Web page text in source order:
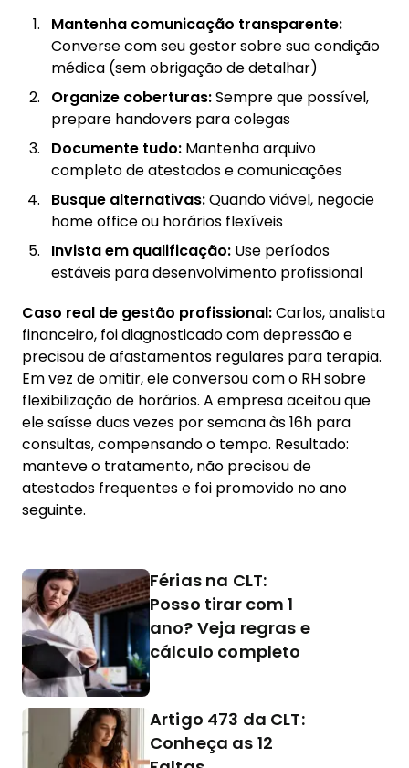
Mantenha comunicação transparente:
Converse com seu gestor sobre sua condição
médica (sem obrigação de detalhar)
Organize coberturas:Sempre que possível,
prepare handovers para colegas
Documente tudo: Mantenha arquivo
completo de atestados e comunicações
Busque alternativas:Quando viável, negocie
home office ou horários flexíveis
Invista em qualificação: Use períodos
estáveis para desenvolvimento profissional
Caso real de gestão profissional:Carlos, analista
financeiro, foi diagnosticado com depressão e
precisou de afastamentos regulares para terapia.
Em vez de omitir, ele conversou com o RH sobre
flexibilização de horários. A empresa aceitou que
ele saísse duas vezes por semana às 16h para
consultas, compensando o tempo. Resultado:
manteve o tratamento, não precisou de
atestados frequentes e foi promovido no ano
seguinte.
Férias na CLT:
Posso tirar com 1
ano? Veja regras e
cálculo completo
Artigo 473 da CLT:
Conheça as 12